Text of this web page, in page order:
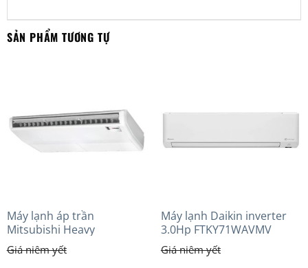
SẢN PHẨM TƯƠNG TỰ
Máy lạnh áp trần
Mitsubishi Heavy
FDE140VG (6.0Hp) Cao cấp
– 3 Pha
Máy lạnh Daikin inverter
3.0Hp FTKY71WAVMV